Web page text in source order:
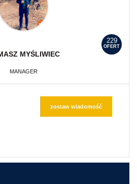
229
OFERT
MYŚLIWIEC
MANAGER
zostaw wiadomość